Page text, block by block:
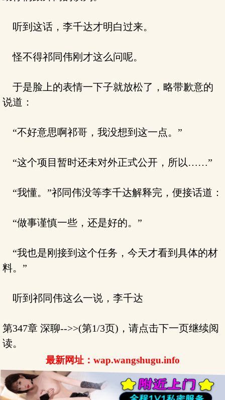
听到这话，李千达才明白过来。
怪不得祁同伟刚才这么问呢。
于是脸上的表情一下子就放松了，略带歉意的
说道：
“不好意思啊祁哥，我没想到这一点。”
“这个项目暂时还未对外正式公开，所以……”
“我懂。”祁同伟没等李千达解释完，便接话道：
“做事谨慎一些，还是好的。”
“我也是刚接到这个任务，今天才看到具体的材
料。”
听到祁同伟这么一说，李千达
第347章 深聊-->>(第1/3页)，请点击下一页继续阅
读。
最新网址：wap.wangshugu.info